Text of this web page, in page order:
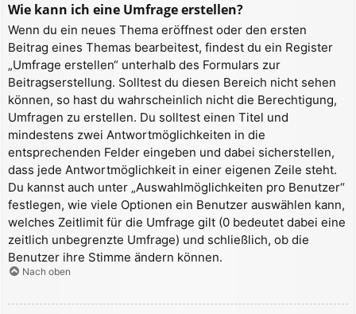
Wie kann ich eine Umfrage erstellen?
Wenn du ein neues Thema eröffnest oder den ersten
Beitrag eines Themas bearbeitest, findest du ein Register
„Umfrage erstellen“ unterhalb des Formulars zur
Beitragserstellung. Solltest du diesen Bereich nicht sehen
können, so hast du wahrscheinlich nicht die Berechtigung,
Umfragen zu erstellen. Du solltest einen Titel und
mindestens zwei Antwortmöglichkeiten in die
entsprechenden Felder eingeben und dabei sicherstellen,
dass jede Antwortmöglichkeit in einer eigenen Zeile steht.
Du kannst auch unter „Auswahlmöglichkeiten pro Benutzer“
festlegen, wie viele Optionen ein Benutzer auswählen kann,
welches Zeitlimit für die Umfrage gilt (0 bedeutet dabei eine
zeitlich unbegrenzte Umfrage) und schließlich, ob die
Benutzer ihre Stimme ändern können.
Nach oben